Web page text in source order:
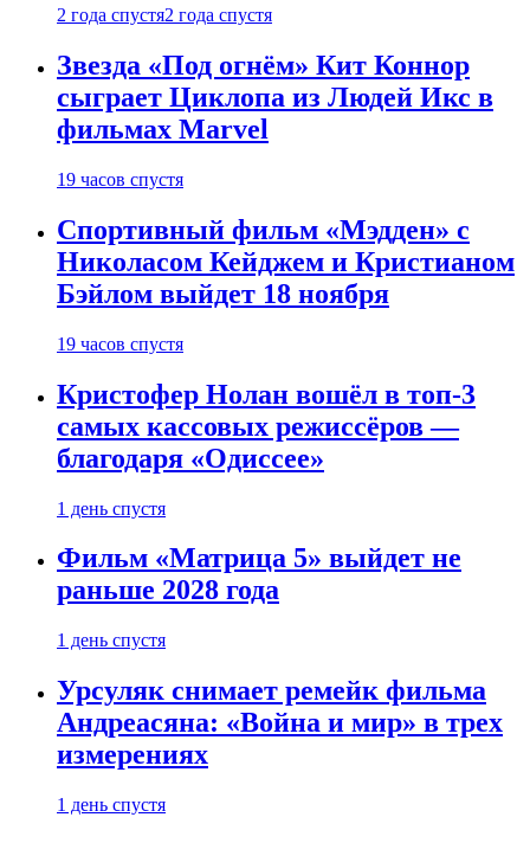
2 года спустя2 года спустя
Звезда «Под огнём» Кит Коннор
сыграет Циклопа из Людей Икс в
фильмах Marvel
19 часов спустя
Спортивный фильм «Мэдден» с
Николасом Кейджем и Кристианом
Бэйлом выйдет 18 ноября
19 часов спустя
Кристофер Нолан вошёл в топ-3
самых кассовых режиссёров —
благодаря «Одиссее»
1 день спустя
Фильм «Матрица 5» выйдет не
раньше 2028 года
1 день спустя
Урсуляк снимает ремейк фильма
Андреасяна: «Война и мир» в трех
измерениях
1 день спустя